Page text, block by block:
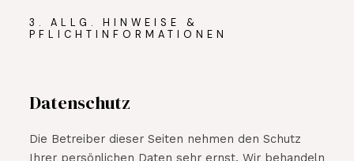
3. ALLG. HINWEISE &
PFLICHTINFORMATIONEN
Datenschutz
Die Betreiber dieser Seiten nehmen den Schutz
Ihrer persönlichen Daten sehr ernst. Wir behandeln